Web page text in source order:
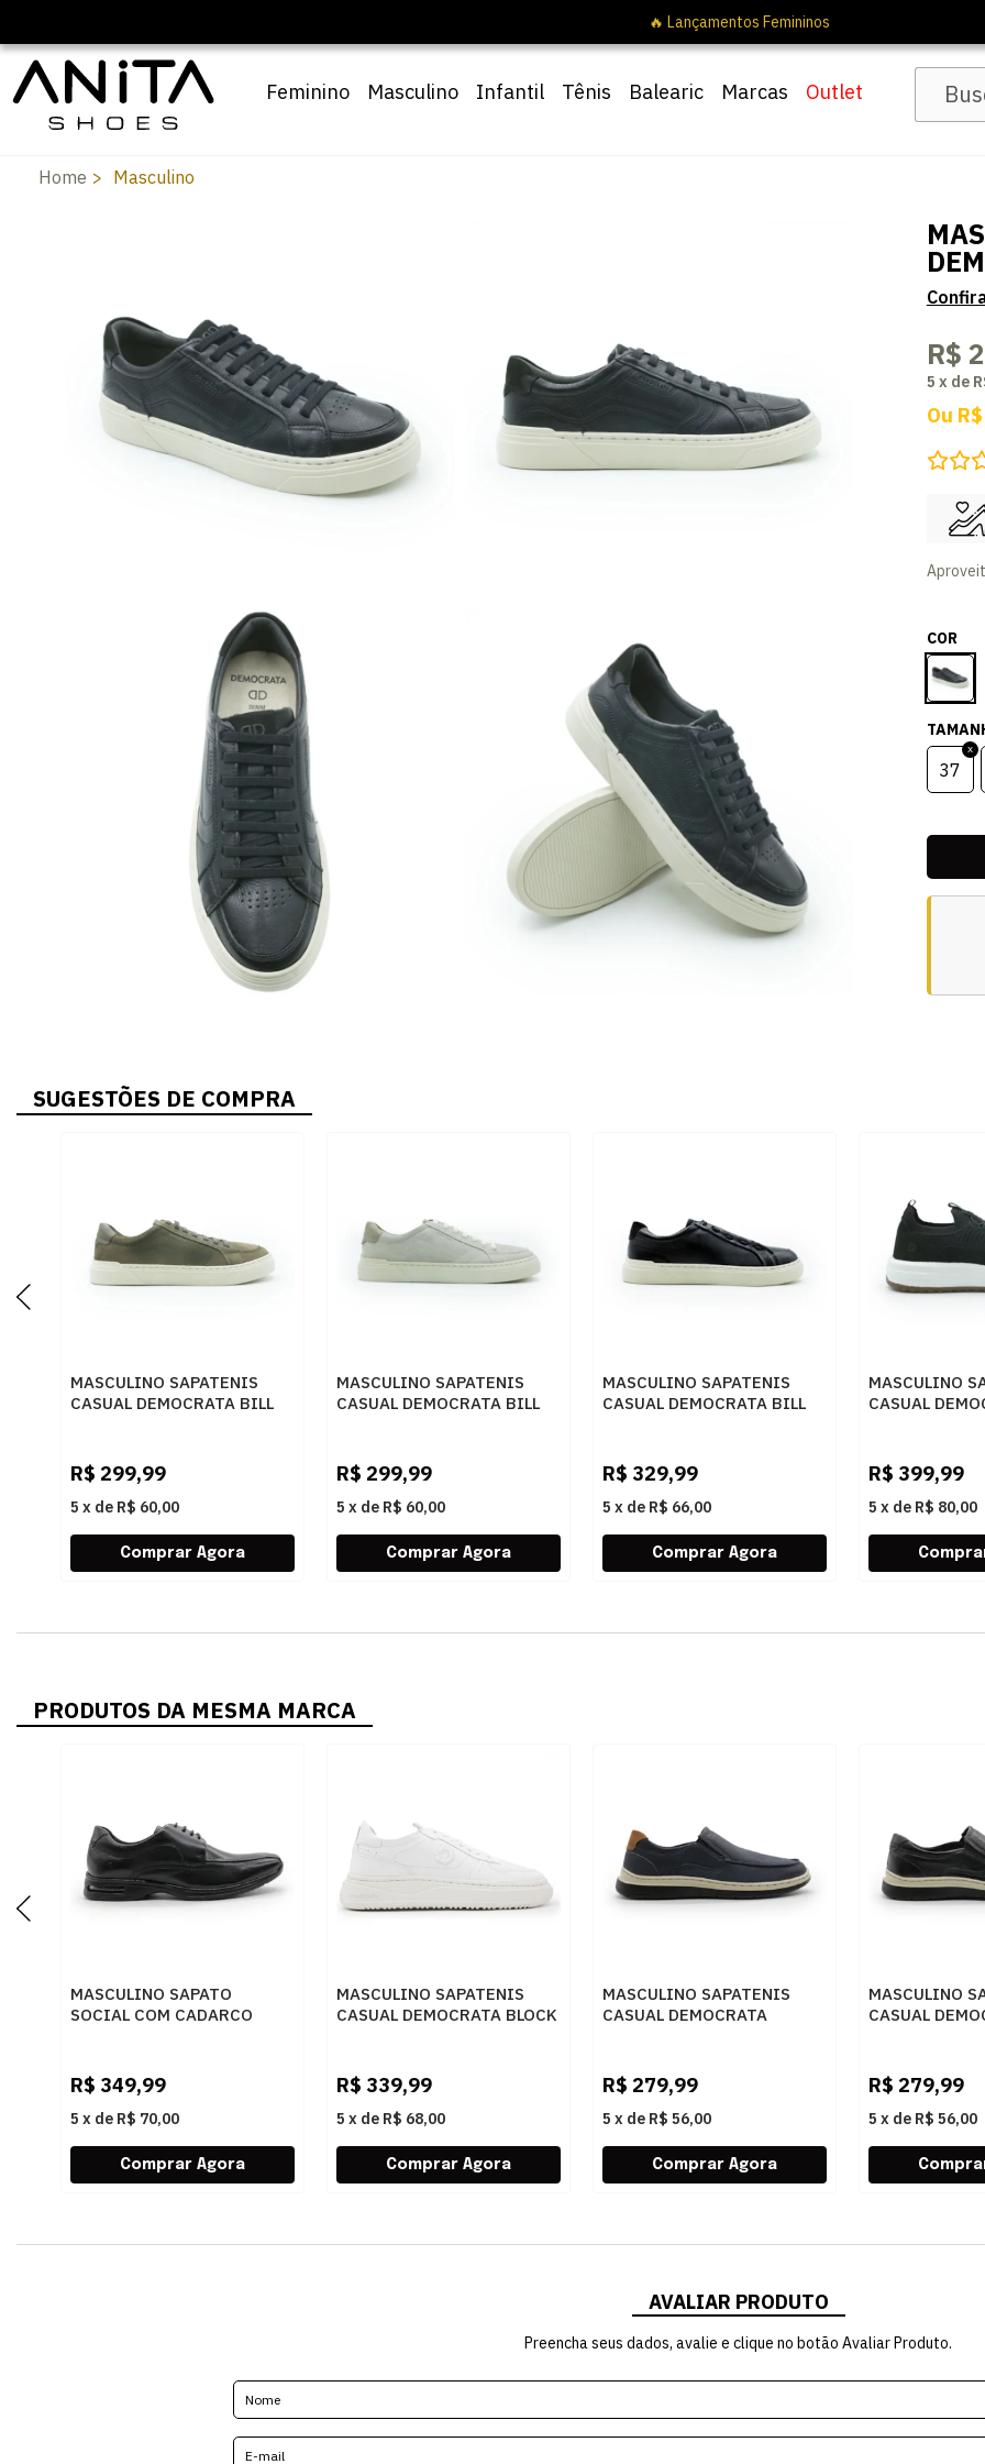
Feminino Masculino Infantil Tênis Balearic Marcas Outlet
Home Masculino
R$
5 x de
Ou
COR
37
SUGESTÕES DE COMPRA
MASCULINO SAPATENIS
CASUAL DEMOCRATA BILL
R$ 299,99
5 x de R$ 60,00
MASCULINO SAPATENIS
CASUAL DEMOCRATA BILL
R$ 299,99
5 x de R$ 60,00
MASCULINO SAPATENIS
CASUAL DEMOCRATA BILL
R$ 329,99
5 x de R$ 66,00
MASCULINO
CASUAL
R$ 399,99
5 x de R$ 80,00
PRODUTOS DA MESMA MARCA
MASCULINO SAPATO
SOCIAL COM CADARCO
R$ 349,99
5 x de R$ 70,00
MASCULINO SAPATENIS
CASUAL DEMOCRATA BLOCK
R$ 339,99
5 x de R$ 68,00
MASCULINO SAPATENIS
CASUAL DEMOCRATA
R$ 279,99
5 x de R$ 56,00
MASCULINO
CASUAL
R$ 279,99
5 x de R$ 56,00
AVALIAR PRODUTO
Preencha seus dados, avalie e clique no botão Avaliar Produto.